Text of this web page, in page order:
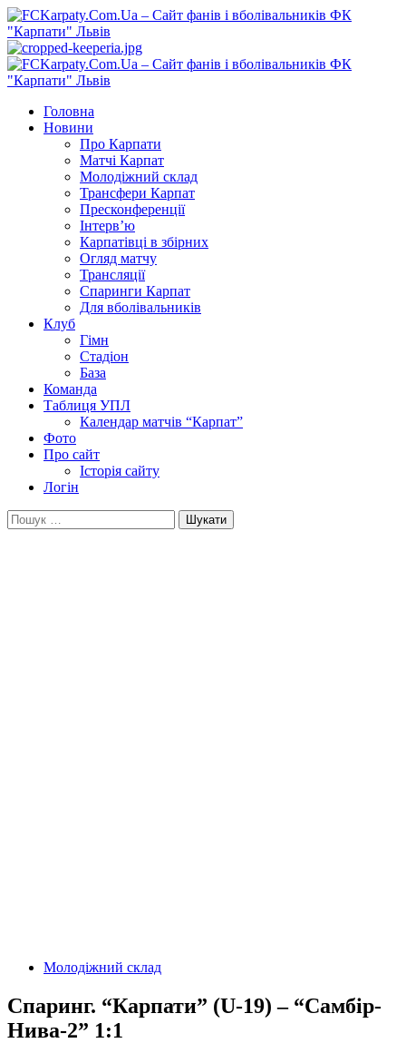
Перейти
до
вмісту
Primary
Menu
Головна
Новини
Про Карпати
Матчі Карпат
Молодіжний склад
Трансфери Карпат
Пресконференції
Інтерв’ю
Карпатівці в збірних
Огляд матчу
Трансляції
Спаринги Карпат
Для вболівальників
Клуб
Гімн
Стадіон
База
Команда
Таблиця УПЛ
Календар матчів “Карпат”
Фото
Про сайт
Історія сайту
Логін
Пошук:
Молодіжний склад
Спаринг. “Карпати” (U-19) – “Самбір-
Нива-2” 1:1